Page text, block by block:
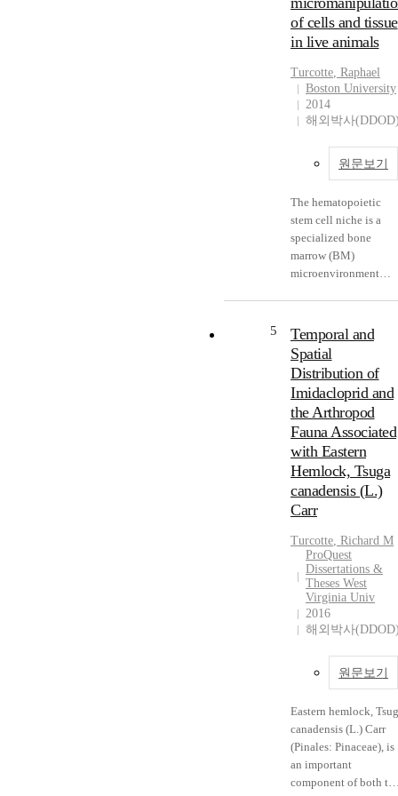
alleles fall into 2
different phenotypic
categories: class I
embryos that arrest
early in development
within fragile
and class II alleles
produce dorsalized
embryos that lack all
ventral and lateral
structures. Previous
sequencing of the
protease domain of
class II
<italic>nudel</italic>
uper></italic>,
molecular lesions in
conserved regions of
the protease domain.
Upon sequencing of
the <italic>
ndl<super>9</super>
</italic> allele, I
detected an alteration
of a cysteine just N-
domain. In other
proteases, an
cysteine is involved
a crucial disulfide
between regulatory
catalytic domains
terminal region of
Nudel may be
the Nudel protein. In
addition, I have
investigated the
potential role of the
LDL-A modules in
A superfamily have
interesting biological
properties, including
antimicrobial,
and cytotoxic effects.
Indeed, one
(ONC), is in late-stage
clinical trials for the
mesothelioma. Several
requirements must be
met for a ribonuclease
to be cytotoxic. First,
the ribonuclease must
physiological
temperatures. It also
must have intact
catalytic activity. It
must not interact with
the cytosolic
ribonuclease inhibitor
protein (RI), which
binds to members of
the RNase A
superfamily with
Finally, a cytotoxic
ribonuclease must be
able to bind to the cell
surface and enter the
cytosol of cancer
This thesis focuses on
interactions in two of
these processes---
and RI binding. ONC,
the prototypical
cytotoxic
is the model
ribonuclease in this
of cells and tissue
in live animals
Turcotte, Raphael
Boston University
2014
해외박사
원문보기
The hematopoietic
stem cell niche is a
specialized bone
marrow (BM)
microenvironment
Interactions between
these rare cells and
their niche need to be
studied at the single-
cell level. While live
animal cell tracking
with optical
microscopy has
useful for this
a more thorough
characterization
approaches. This can
be accomplished by
using an integrated
optical platform for
and tissue
manipulations (cell
extraction) in the
bone of live mice. The
non-damaging laser
ablation microbeam
bone removal and
tissue cutting, optical
tweezers for single
5
Temporal and
Spatial
Distribution of
Imidacloprid and
the Arthropod
Fauna Associated
with Eastern
Hemlock, Tsuga
canadensis (L.)
Carr
Turcotte, Richard M
ProQuest
Dissertations &
Theses West
Virginia Univ
2016
해외박사
원문보기
Eastern hemlock,
canadensis (L.) Carr
(Pinales: Pinaceae), is
an important
component of both